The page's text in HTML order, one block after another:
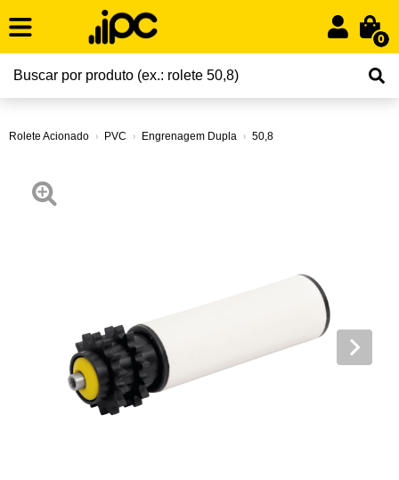
0
Rolete Acionado PVC Engrenagem Dupla 50,8